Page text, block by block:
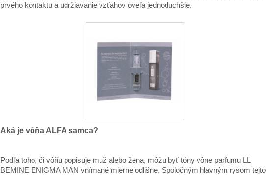
prvého kontaktu a udržiavanie vzťahov oveľa jednoduchšie.
Aká je vôňa ALFA samca?
Podľa toho, či vôňu popisuje muž alebo žena, môžu byť tóny vône parfumu LL
BEMINE ENIGMA MAN vnímané mierne odlišne. Spoločným hlavným rysom tejto